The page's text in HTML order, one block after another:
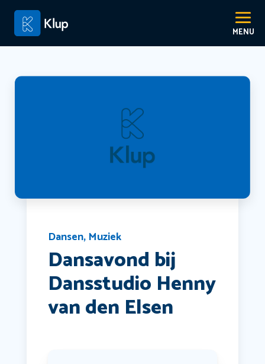
Dansen, Muziek
Dansavond bij
Dansstudio Henny
van den Elsen